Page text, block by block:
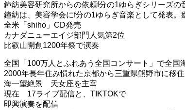
鐘紡美容研究所からの依頼f分の1ゆらぎシリーズの
鐘紡は、美容学会にf分の1ゆらぎ音楽として発表。
全米「shiho」CD発売
カナダニューエイジ部門人気第2位
比叡山開創1200年祭で演奏
全国「100万人とふれあう全国コンサート」で全国
2000年長年住み慣れた京都から三重県熊野市に移住
海一望絶景 天女座を主宰
現在 17ライブ配信と、TIKTOKで
即興演奏を配信